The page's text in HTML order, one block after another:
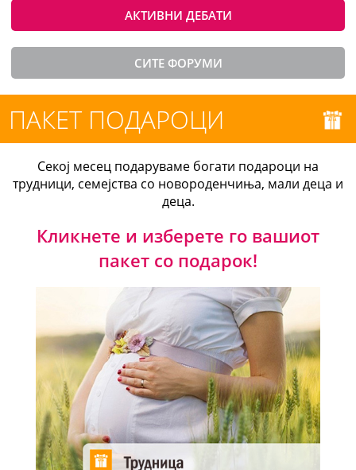
АКТИВНИ ДЕБАТИ
СИТЕ ФОРУМИ
ПАКЕТ ПОДАРОЦИ
Секој месец подаруваме богати подароци на
трудници, семејства со новороденчиња, мали деца и
деца.
Кликнете и изберете го вашиот
пакет со подарок!